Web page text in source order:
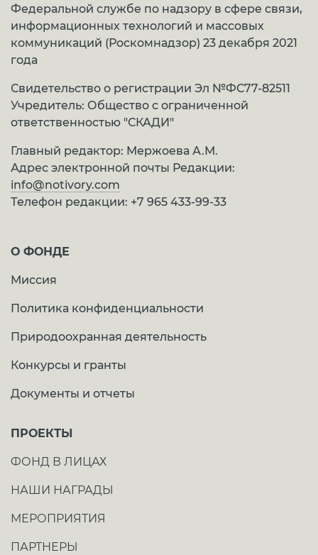
Федеральной службе по надзору в сфере связи,
информационных технологий и массовых
коммуникаций (Роскомнадзор) 23 декабря 2021
года
Свидетельство о регистрации Эл №ФС77-82511
Учредитель: Общество с ограниченной
ответственностью "СКАДИ"
Главный редактор: Мержоева А.М.
Адрес электронной почты Редакции:
info@notivory.com
Телефон редакции: +7 965 433-99-33
О ФОНДЕ
Миссия
Политика конфиденциальности
Природоохранная деятельность
Конкурсы и гранты
Документы и отчеты
ПРОЕКТЫ
ФОНД В ЛИЦАХ
НАШИ НАГРАДЫ
МЕРОПРИЯТИЯ
ПАРТНЕРЫ